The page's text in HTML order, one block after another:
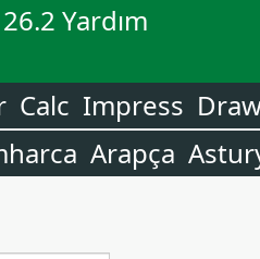
Yardım
Calc Impress
Arapça